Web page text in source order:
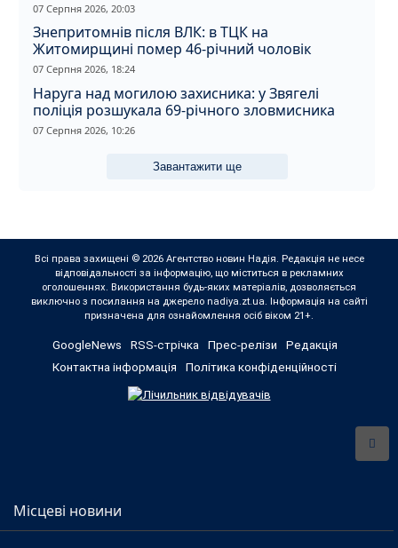
07 Серпня 2026, 20:03
Знепритомнів після ВЛК: в ТЦК на
Житомирщині помер 46-річний чоловік
07 Серпня 2026, 18:24
Наруга над могилою захисника: у Звягелі
поліція розшукала 69-річного зловмисника
07 Серпня 2026, 10:26
Завантажити ще
Всі права захищені © 2026 Агентство новин Надія. Редакція не несе
відповідальності за інформацію, що міститься в рекламних
оголошеннях. Використання будь-яких матеріалів, дозволяється
виключно з посилання на джерело nadiya.zt.ua. Інформація на сайті
призначена для ознайомлення осіб віком 21+.
GoogleNews RSS-стрічка Прес-релізи
Редакція
Контактна інформація
Політика конфіденційності
Місцеві новини